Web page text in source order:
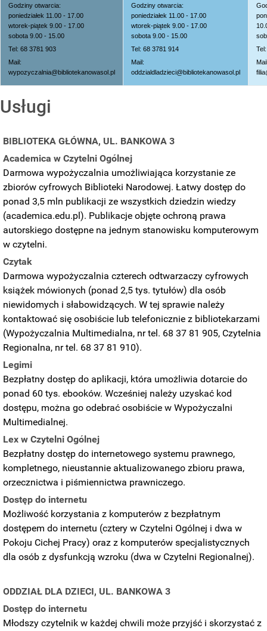
Godziny otwarcia:
poniedziałek 11.00 - 17.00
wtorek-piątek 9.00 - 17.00
sobota 9.00 - 15.00
Tel: 68 3781 903
Mail:
wypozyczalnia@bibliotekanowasol.pl
Godziny otwarcia:
poniedziałek 11.00 - 17.00
wtorek-piątek 9.00 - 17.00
sobota 9.00 - 15.00
Tel: 68 3781 914
Mail:
oddzialdladzieci@bibliotekanowasol.pl
Usługi
BIBLIOTEKA GŁÓWNA, UL. BANKOWA 3
Academica w Czytelni Ogólnej
Darmowa wypożyczalnia umożliwiająca korzystanie ze
zbiorów cyfrowych Biblioteki Narodowej. Łatwy dostęp do
ponad 3,5 mln publikacji ze wszystkich dziedzin wiedzy
(academica.edu.pl). Publikacje objęte ochroną prawa
autorskiego dostępne na jednym stanowisku komputerowym
w czytelni.
Czytak
Darmowa wypożyczalnia czterech odtwarzaczy cyfrowych
książek mówionych (ponad 2,5 tys. tytułów) dla osób
niewidomych i słabowidzących. W tej sprawie należy
kontaktować się osobiście lub telefonicznie z bibliotekarzami
(Wypożyczalnia Multimedialna, nr tel. 68 37 81 905, Czytelnia
Regionalna, nr tel. 68 37 81 910).
Legimi
Bezpłatny dostęp do aplikacji, która umożliwia dotarcie do
ponad 60 tys. ebooków. Wcześniej należy uzyskać kod
dostępu, można go odebrać osobiście w Wypożyczalni
Multimedialnej.
Lex w Czytelni Ogólnej
Bezpłatny dostęp do internetowego systemu prawnego,
kompletnego, nieustannie aktualizowanego zbioru prawa,
orzecznictwa i piśmiennictwa prawniczego.
Dostęp do internetu
Możliwość korzystania z komputerów z bezpłatnym
dostępem do internetu (cztery w Czytelni Ogólnej i dwa w
Pokoju Cichej Pracy) oraz z komputerów specjalistycznych
dla osób z dysfunkcją wzroku (dwa w Czytelni Regionalnej).
ODDZIAŁ DLA DZIECI, UL. BANKOWA 3
Dostęp do internetu
Młodszy czytelnik w każdej chwili może przyjść i skorzystać z